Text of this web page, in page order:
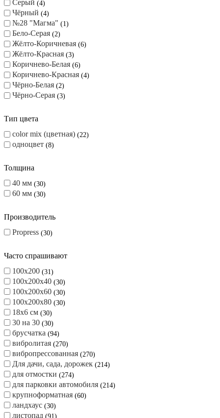
Белый 3
Жёлтый 5
Коричневый 15
Красный 3
Мокко 4
Оранжевый 5
Серый 4
Чёрный 4
№28 "Магма" 1
Бело-Серая 2
Жёлто-Красная
Коричнево-Красная 4
Чёрно-Белая
Тип цвета
color mix (цветная)
Толщина
60 мм 30
Производитель
Propress
30
Часто спрашивают
100х200 31
100х200х40 30
100х200х60 30
100х200х80 30
18х6 см 30
30 на 30 30
брусчатка 94
вибролитая